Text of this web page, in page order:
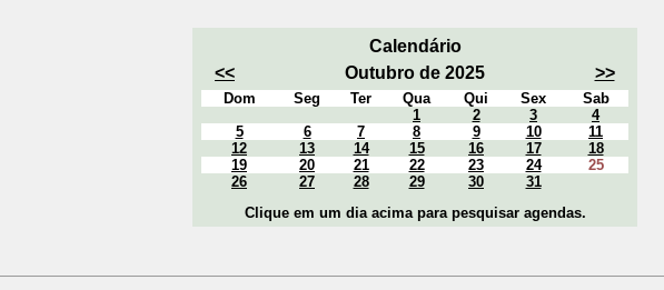
Calendário
<<
Outubro de 2025 >>
Dom Seg Ter Qua Qui Sex
Sab
1
2 3
4
5
6 7 8 9 10
11
12
13 14 15 16 17
18
19
20 21 22 23 24
25
26
27 28 29 30
31
Clique em um dia acima para pesquisar agendas.